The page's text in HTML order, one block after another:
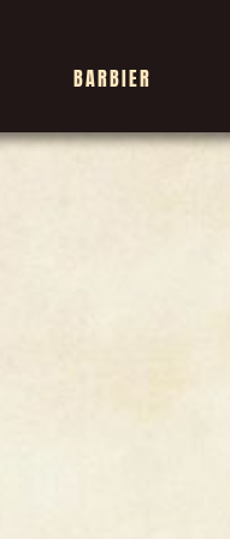
BARBIER